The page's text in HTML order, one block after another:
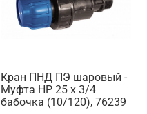
Кран ПНД ПЭ шаровый -
Муфта НР 25 х 3/4
бабочка (10/120), 76239